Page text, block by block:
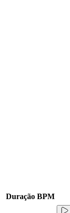
Duração BPM